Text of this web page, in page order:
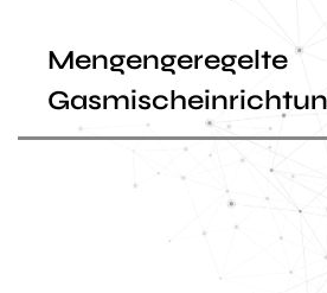
Mengengeregelte